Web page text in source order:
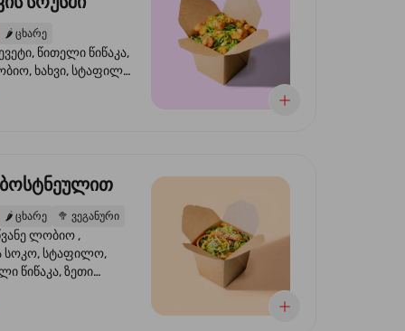
🌶️ ცხარე
წითელი წიწაკა,
ხახვი, სტაფილო,
ნიორი
🌶️ ცხარე 🥦 ვეგანური
ლობიო ,
სოკო, სტაფილო,
წიწაკა, ზეთი